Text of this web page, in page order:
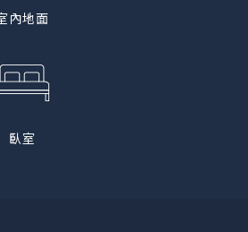
內地面
臥室